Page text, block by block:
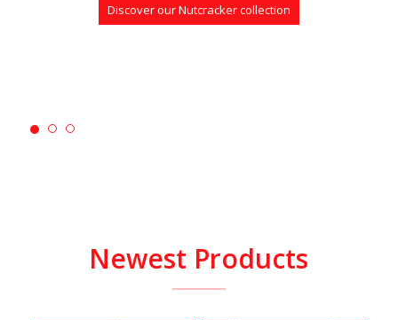
Discover our Nutcracker collection
Newest Products